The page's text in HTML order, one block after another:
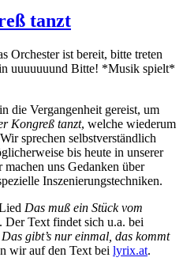
tanzt
Orchester ist bereit, bitte treten
uuuuuuund Bitte! *Musik spielt*
die Vergangenheit gereist, um
Kongreß tanzt, welche wiederum
sprechen selbstverständlich
bis heute in unserer
uns Gedanken über
Inszenierungstechniken.
Das muß ein Stück vom
. Der Text findet sich u.a. bei
Das gibt’s nur einmal, das kommt
wir auf den Text bei lyrix.at.